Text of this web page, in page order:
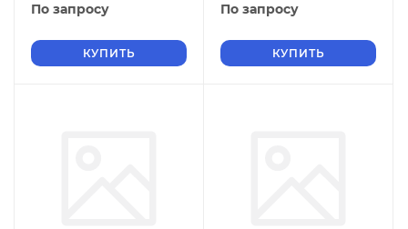
По запросу
КУПИТЬ
По запросу
КУПИТЬ